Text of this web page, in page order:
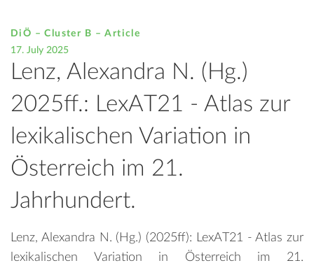
DiÖ – Cluster B – Article
17. July 2025
Lenz, Alexandra N. (Hg.)
2025ff.: LexAT21 - Atlas zur
lexikalischen Variation in
Österreich im 21.
Jahrhundert.
Lenz, Alexandra N. (Hg.) (2025ff): LexAT21 - Atlas zur
lexikalischen Variation in Österreich im 21.